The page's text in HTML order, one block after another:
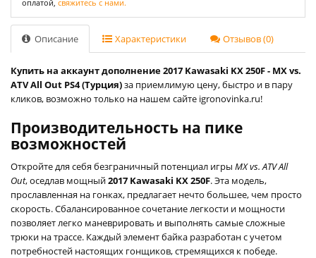
оплатой, свяжитесь с нами.
Описание Характеристики Отзывов (0)
Купить на аккаунт дополнение 2017 Kawasaki KX 250F - MX vs.
ATV All Out PS4 (Турция)за приемлимую цену, быстро и в пару
кликов, возможно только на нашем сайте igronovinka.ru!
Производительность на пике
возможностей
Откройте для себя безграничный потенциал игры MX vs. ATV All
Out, оседлав мощный2017 Kawasaki KX 250F. Эта модель,
прославленная на гонках, предлагает нечто большее, чем просто
скорость. Сбалансированное сочетание легкости и мощности
позволяет легко маневрировать и выполнять самые сложные
трюки на трассе. Каждый элемент байка разработан с учетом
потребностей настоящих гонщиков, стремящихся к победе.